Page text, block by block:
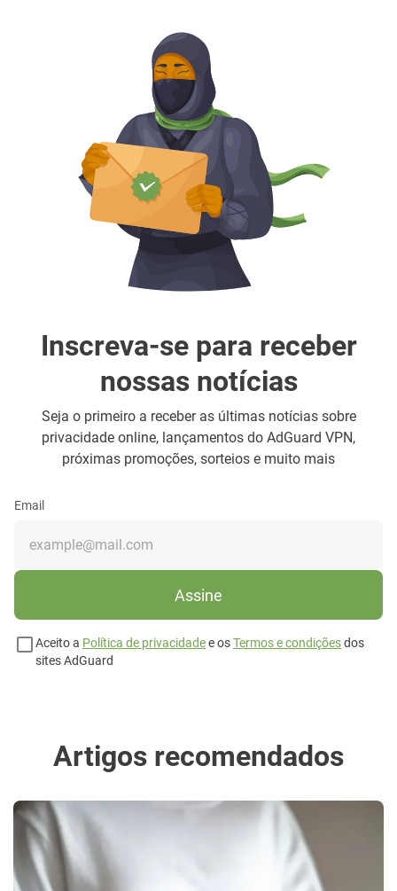
Inscreva-se para receber
nossas notícias
Seja o primeiro a receber as últimas notícias sobre
privacidade online, lançamentos do AdGuard VPN,
próximas promoções, sorteios e muito mais
Email
Assine
Aceito a Política de privacidadee osTermos e condiçõesdos
sites AdGuard
Artigos recomendados